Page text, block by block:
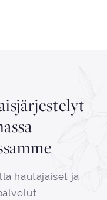
hautajaiset ja